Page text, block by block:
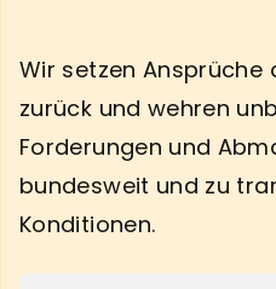
Wir setzen Ansprüche
zurück und wehren
Forderungen und
bundesweit und zu
Konditionen.